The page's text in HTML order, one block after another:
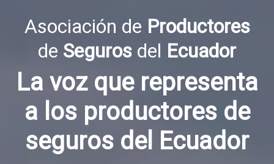
Asociación de Productores
de Seguros del Ecuador
La voz que representa
a los productores de
seguros del Ecuador